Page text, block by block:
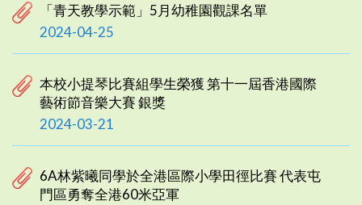
「青天教學示範」5月幼稚園觀課名單
2024-04-25
本校小提琴比賽組學生榮獲 第十一屆香港國際
藝術節音樂大賽 銀獎
2024-03-21
6A林紫曦同學於全港區際小學田徑比賽 代表屯
門區勇奪全港60米亞軍